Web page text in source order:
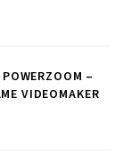
–
VIDEOMAKER